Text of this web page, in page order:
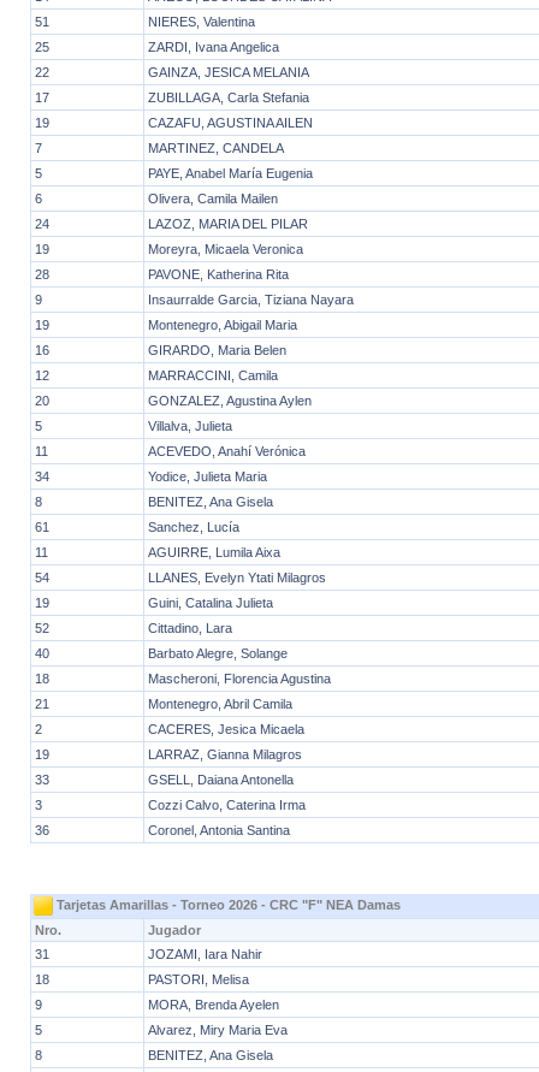
51
NIERES, Valentina
25
ZARDI, Ivana Angelica
22
GAINZA, JESICA MELANIA
17
ZUBILLAGA, Carla Stefania
19
CAZAFU, AGUSTINA AILEN
7
MARTINEZ, CANDELA
5
PAYE, Anabel María Eugenia
6
Olivera, Camila Mailen
24
LAZOZ, MARIA DEL PILAR
19
Moreyra, Micaela Veronica
28
PAVONE, Katherina Rita
9
Insaurralde Garcia, Tiziana Nayara
19
Montenegro, Abigail Maria
16
GIRARDO, Maria Belen
12
MARRACCINI, Camila
20
GONZALEZ, Agustina Aylen
5
Villalva, Julieta
11
ACEVEDO, Anahí Verónica
34
Yodice, Julieta Maria
8
BENITEZ, Ana Gisela
61
Sanchez, Lucía
11
AGUIRRE, Lumila Aixa
54
LLANES, Evelyn Ytati Milagros
19
Guini, Catalina Julieta
52
Cittadino, Lara
40
Barbato Alegre, Solange
18
Mascheroni, Florencia Agustina
21
Montenegro, Abril Camila
2
CACERES, Jesica Micaela
19
LARRAZ, Gianna Milagros
33
GSELL, Daiana Antonella
3
Cozzi Calvo, Caterina Irma
36
Coronel, Antonia Santina
Tarjetas Amarillas - Torneo 2026 - CRC "F" NEA Damas
Nro.
Jugador
31
JOZAMI, Iara Nahir
18
PASTORI, Melisa
9
MORA, Brenda Ayelen
5
Alvarez, Miry Maria Eva
8
BENITEZ, Ana Gisela